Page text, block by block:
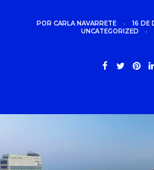
POR CARLA NAVARRETE • 16 DE
UNCATEGORIZED
•